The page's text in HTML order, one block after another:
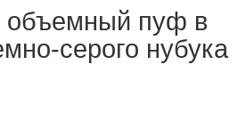
объемный пуф в
серого нубука